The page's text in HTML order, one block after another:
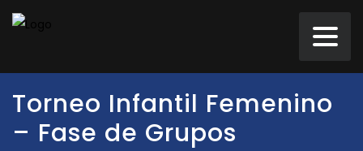
Torneo Infantil Femenino
– Fase de Grupos